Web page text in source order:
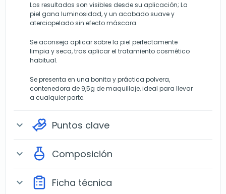
Los resultados son visibles desde su aplicación; La
piel gana luminosidad, y un acabado suave y
aterciopelado sin efecto máscara.
Se aconseja aplicar sobre la piel perfectamente
limpia y seca, tras aplicar el tratamiento cosmético
habitual.
Se presenta en una bonita y práctica polvera,
contenedora de 9,5g de maquillaje, ideal para llevar
a cualquier parte.
expand_more Puntos clave
expand_more Composición
expand_more Ficha técnica